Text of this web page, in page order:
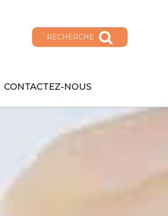
RECHERCHE
CONTACTEZ-NOUS